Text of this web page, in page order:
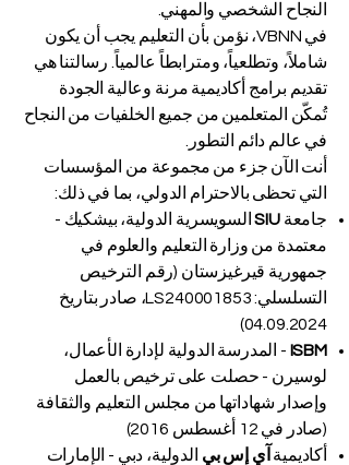
النجاح الشخصي والمهني.
في VBNN، نؤمن بأن التعليم يجب أن يكون
شاملاً، وتطلعياً، ومترابطاً عالمياً. رسالتنا هي
تقديم برامج أكاديمية مرنة وعالية الجودة
تُمكّن المتعلمين من جميع الخلفيات من النجاح
في عالم دائم التطور.
أنت الآن جزء من مجموعة من المؤسسات
التي تحظى بالاحترام الدولي، بما في ذلك:
جامعةSIUالسويسرية الدولية، بيشكيك -
معتمدة من وزارة التعليم والعلوم في
جمهورية قيرغيزستان (رقم الترخيص
التسلسلي: LS240001853، صادر بتاريخ
04.09.2024)
ISBM - المدرسة الدولية لإدارة الأعمال،
لوسيرن - حصلت على ترخيص بالعمل
وإصدار شهاداتها من مجلس التعليم والثقافة
(صادر في 12 أغسطس 2016)
أكاديمية آي إس بي الدولية، دبي - الإمارات